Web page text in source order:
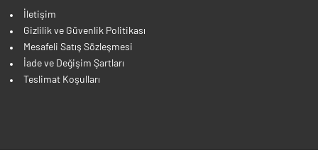
İletişim
Gizlilik ve Güvenlik Politikası
Mesafeli Satış Sözleşmesi
İade ve Değişim Şartları
Teslimat Koşulları